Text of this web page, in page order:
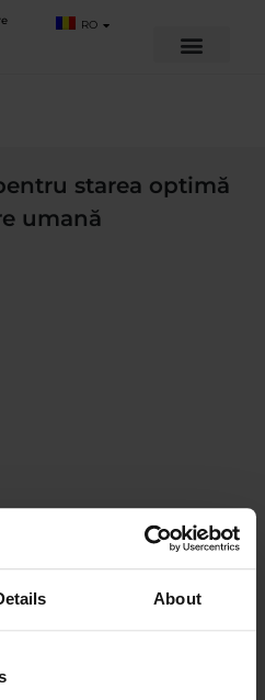
About
RO
starea optimă
umană